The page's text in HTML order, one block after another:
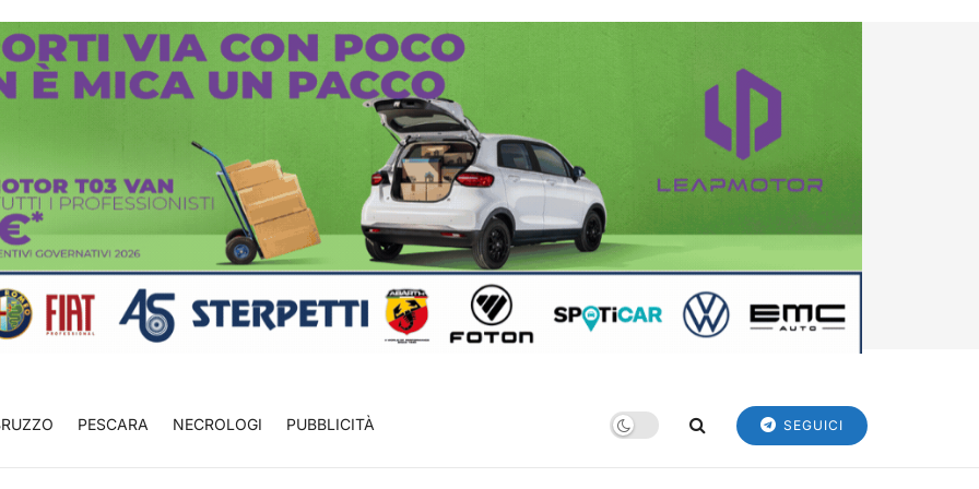
PESCARA NECROLOGI PUBBLICITÀ SEGUICI